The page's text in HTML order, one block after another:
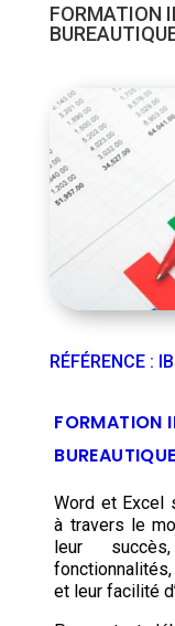
FORMATION
RÉFÉRENCE:
FORMATION
Word et
à travers le
leur
et leur facilité